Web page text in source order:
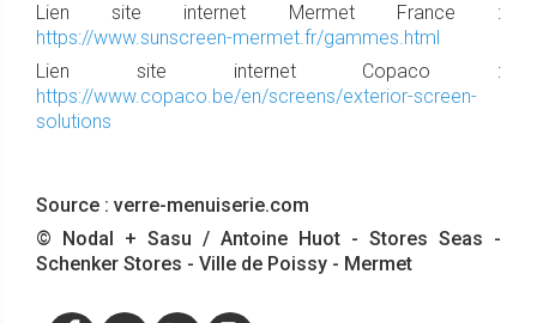
Lien site internet Mermet France :
https://www.sunscreen-mermet.fr/gammes.html
Lien site internet Copaco :
https://www.copaco.be/en/screens/exterior-screen-
solutions
Source : verre-menuiserie.com
© Nodal + Sasu / Antoine Huot - Stores Seas -
Schenker Stores - Ville de Poissy - Mermet